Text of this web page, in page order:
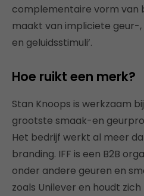
complementaire vorm van
maakt van impliciete geur-
en geluidsstimuli’.
Hoe ruikt een merk?
Stan Knoops is werkzaam
grootste smaak-en
Het bedrijf werkt al meer
branding. IFF is een B2B
onder andere geuren en
zoals Unilever en houdt